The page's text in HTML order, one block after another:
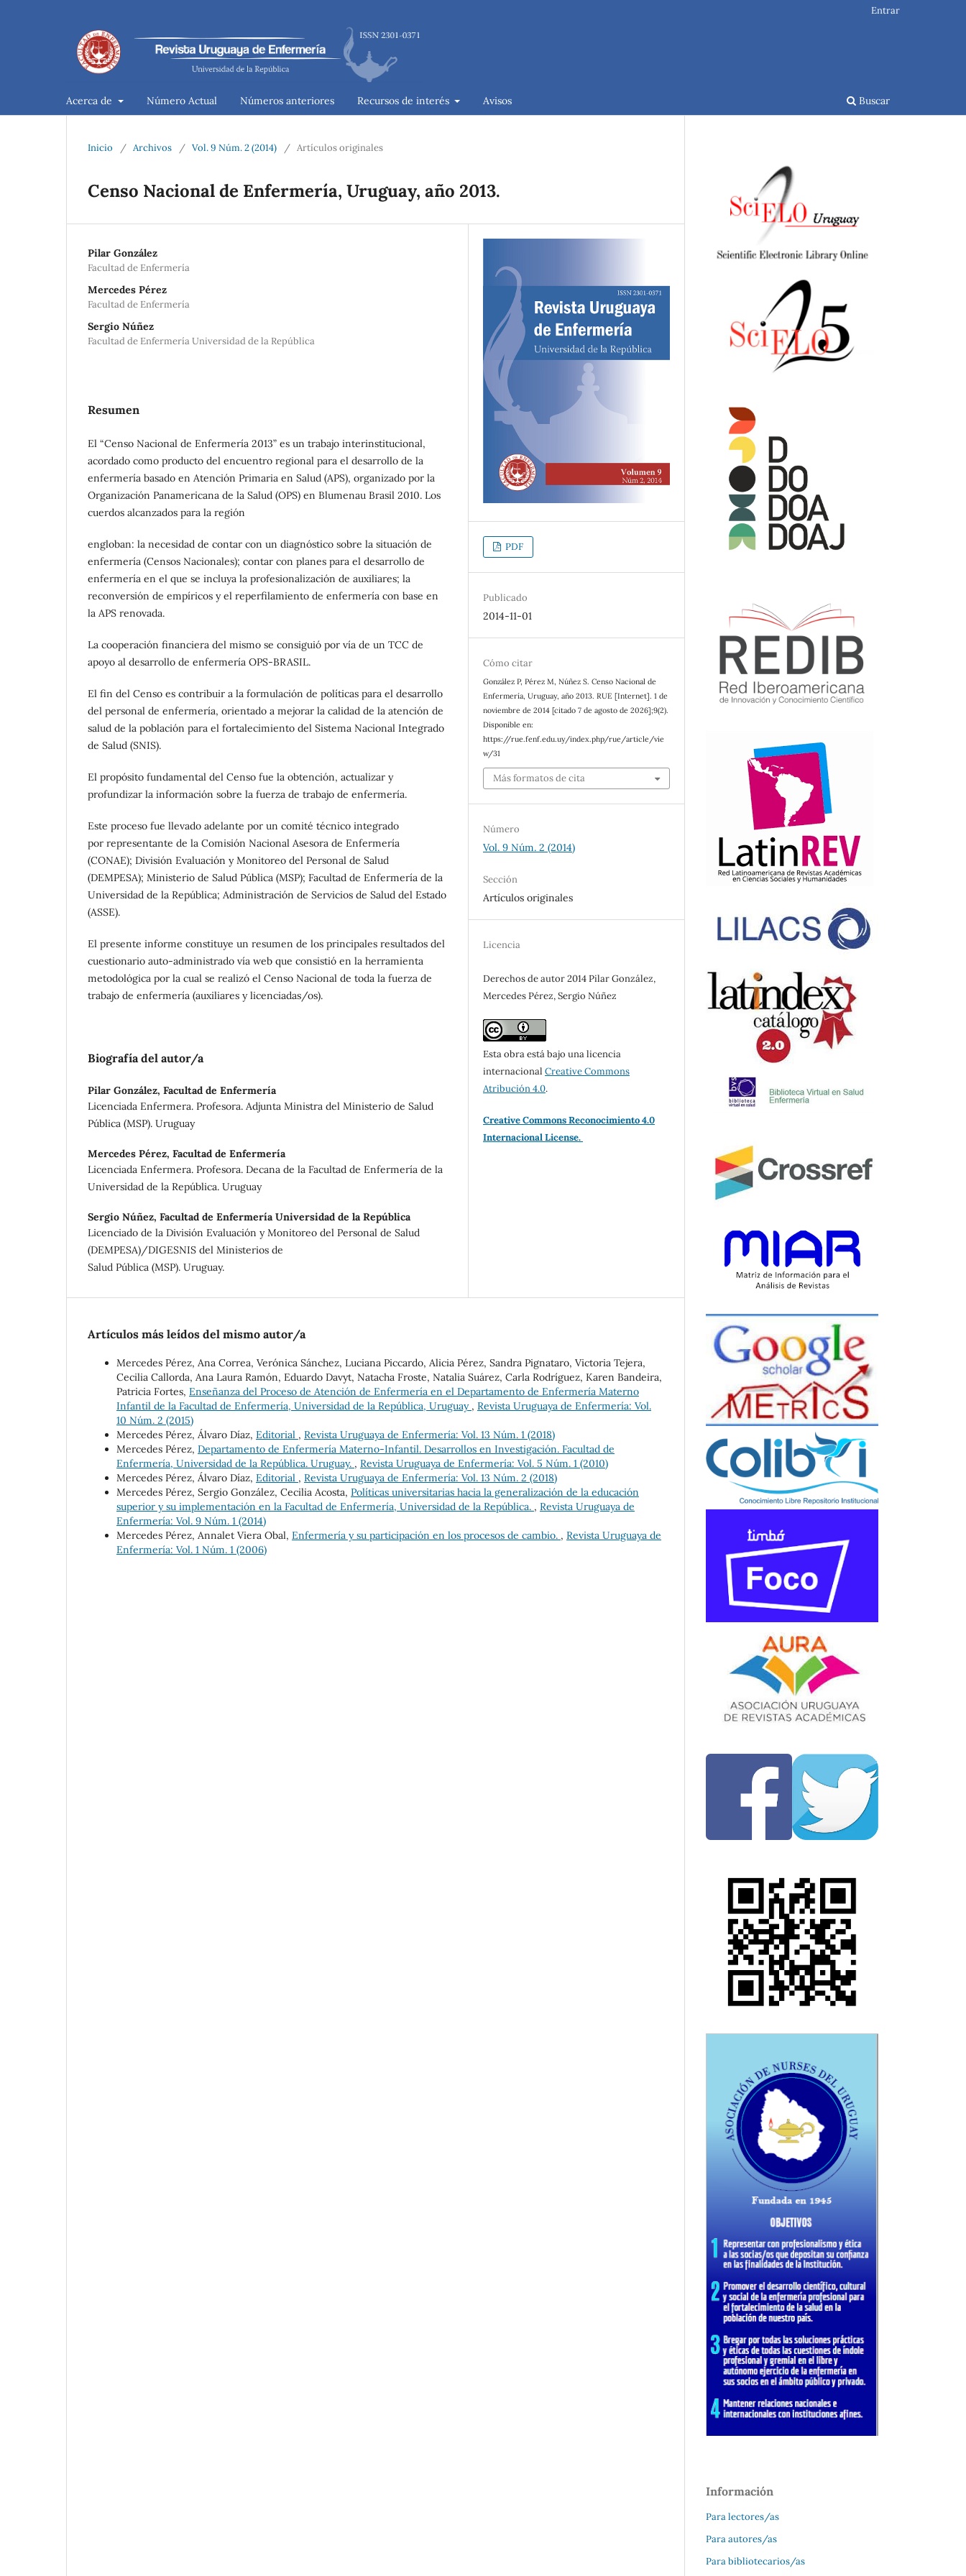
Acerca de Número Actual Números anteriores Recursos de interés Avisos Buscar
Entrar
Inicio / Archivos / Vol. 9 Núm. 2 (2014) / Artículos originales
Censo Nacional de Enfermería, Uruguay, año 2013.
Pilar González
Facultad de Enfermería
Mercedes Pérez
Facultad de Enfermería
Sergio Núñez
Facultad de Enfermería Universidad de la República
Resumen
El “Censo Nacional de Enfermería 2013” es un trabajo interinstitucional,
acordado como producto del encuentro regional para el desarrollo de la
enfermería basado en Atención Primaria en Salud (APS), organizado por la
Organización Panamericana de la Salud (OPS) en Blumenau Brasil 2010. Los
cuerdos alcanzados para la región
engloban: la necesidad de contar con un diagnóstico sobre la situación de
enfermería (Censos Nacionales); contar con planes para el desarrollo de
enfermería en el que se incluya la profesionalización de auxiliares; la
reconversión de empíricos y el reperfilamiento de enfermería con base en
la APS renovada.
La cooperación financiera del mismo se consiguió por vía de un TCC de
apoyo al desarrollo de enfermería OPS-BRASIL.
El fin del Censo es contribuir a la formulación de políticas para el desarrollo
del personal de enfermería, orientado a mejorar la calidad de la atención de
salud de la población para el fortalecimiento del Sistema Nacional Integrado
de Salud (SNIS).
El propósito fundamental del Censo fue la obtención, actualizar y
profundizar la información sobre la fuerza de trabajo de enfermería.
Este proceso fue llevado adelante por un comité técnico integrado
por representante de la Comisión Nacional Asesora de Enfermería
(CONAE); División Evaluación y Monitoreo del Personal de Salud
(DEMPESA); Ministerio de Salud Pública (MSP); Facultad de Enfermería de la
Universidad de la República; Administración de Servicios de Salud del Estado
(ASSE).
El presente informe constituye un resumen de los principales resultados del
cuestionario auto-administrado vía web que consistió en la herramienta
metodológica por la cual se realizó el Censo Nacional de toda la fuerza de
trabajo de enfermería (auxiliares y licenciadas/os).
Biografía del autor/a
Pilar González, Facultad de Enfermería
Licenciada Enfermera. Profesora. Adjunta Ministra del Ministerio de Salud
Pública (MSP). Uruguay
Mercedes Pérez, Facultad de Enfermería
Licenciada Enfermera. Profesora. Decana de la Facultad de Enfermería de la
Universidad de la República. Uruguay
Sergio Núñez, Facultad de Enfermería Universidad de la República
Licenciado de la División Evaluación y Monitoreo del Personal de Salud
(DEMPESA)/DIGESNIS del Ministerios de
Salud Pública (MSP). Uruguay.
PDF
Publicado
2014-11-01
Cómo citar
González P, Pérez M, Núñez S. Censo Nacional de
Enfermería, Uruguay, año 2013. RUE [Internet]. 1 de
noviembre de 2014 [citado 7 de agosto de 2026];9(2).
Disponible en:
https://rue.fenf.edu.uy/index.php/rue/article/vie
w/31
Más formatos de cita
Número
Vol. 9 Núm. 2 (2014)
Sección
Artículos originales
Licencia
Derechos de autor 2014 Pilar González,
Mercedes Pérez, Sergio Núñez
Esta obra está bajo una licencia
internacionalCreative Commons
Atribución 4.0.
Creative Commons Reconocimiento 4.0
Internacional License.
Artículos más leídos del mismo autor/a
Mercedes Pérez, Ana Correa, Verónica Sánchez, Luciana Piccardo, Alicia Pérez, Sandra Pignataro, Victoria Tejera,
Cecilia Callorda, Ana Laura Ramón, Eduardo Davyt, Natacha Froste, Natalia Suárez, Carla Rodríguez, Karen Bandeira,
Patricia Fortes, Enseñanza del Proceso de Atención de Enfermería en el Departamento de Enfermería Materno
Infantil de la Facultad de Enfermería, Universidad de la República, Uruguay , Revista Uruguaya de Enfermería: Vol.
10 Núm. 2 (2015)
Mercedes Pérez, Álvaro Díaz, Editorial , Revista Uruguaya de Enfermería: Vol. 13 Núm. 1 (2018)
Mercedes Pérez, Departamento de Enfermería Materno-Infantil. Desarrollos en Investigación. Facultad de
Enfermería, Universidad de la República. Uruguay. , Revista Uruguaya de Enfermería: Vol. 5 Núm. 1 (2010)
Mercedes Pérez, Álvaro Díaz, Editorial , Revista Uruguaya de Enfermería: Vol. 13 Núm. 2 (2018)
Mercedes Pérez, Sergio González, Cecilia Acosta, Políticas universitarias hacia la generalización de la educación
superior y su implementación en la Facultad de Enfermería, Universidad de la República. , Revista Uruguaya de
Enfermería: Vol. 9 Núm. 1 (2014)
Mercedes Pérez, Annalet Viera Obal, Enfermería y su participación en los procesos de cambio. , Revista Uruguaya de
Enfermería: Vol. 1 Núm. 1 (2006)
Información
Para lectores/as
Para autores/as
Para bibliotecarios/as